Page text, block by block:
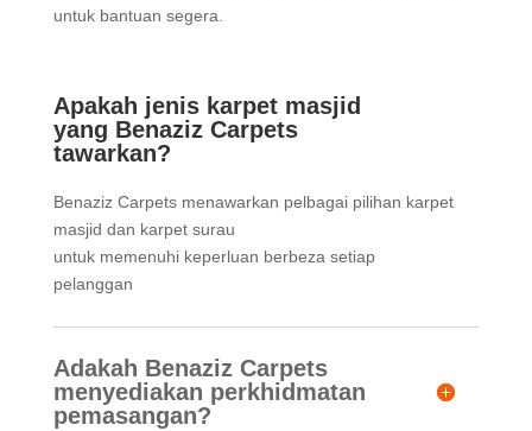
untuk bantuan segera.
Apakah jenis karpet masjid
yang Benaziz Carpets
tawarkan?
Benaziz Carpets menawarkan pelbagai pilihan karpet
masjid dan karpet surau
untuk memenuhi keperluan berbeza setiap
pelanggan
Adakah Benaziz Carpets
menyediakan perkhidmatan
pemasangan?